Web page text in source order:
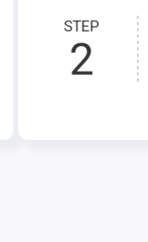
STEP
2